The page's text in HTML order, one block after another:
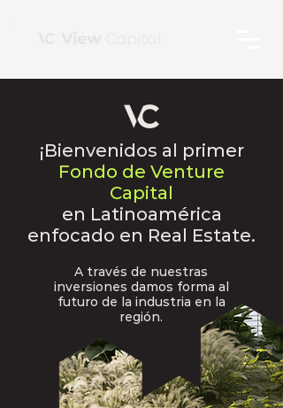
¡Bienvenidos al primer
Fondo de Venture
Capital
en Latinoamérica
enfocado en Real Estate.
A través de nuestras
inversiones damos forma al
futuro de la industria en la
región.